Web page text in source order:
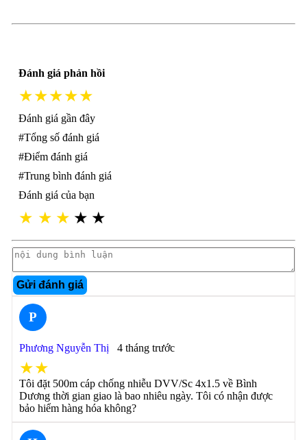
Đánh giá phản hồi
★★★★★
Đánh giá gần đây
#Tổng số đánh giá
#Điểm đánh giá
#Trung bình đánh giá
Đánh giá của bạn
★ ★ ★ ★ ★
Gửi đánh giá
P
Phương Nguyễn Thị 4 tháng trước
★★
Tôi đặt 500m cáp chống nhiễu DVV/Sc 4x1.5 về Bình
Dương thời gian giao là bao nhiêu ngày. Tôi có nhận được
bảo hiểm hàng hóa không?